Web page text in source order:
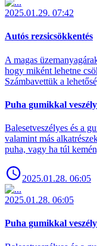
2025.01.29. 07:42
Autós rezsicsökkentés
A magas
hogy miként lehetne
Számbavettük a
Puha gumikkal
Balesetveszélyes és a
valamint más
puha, vagy ha túl
2025.01.28. 06:05
2025.01.28. 06:05
Puha gumikkal